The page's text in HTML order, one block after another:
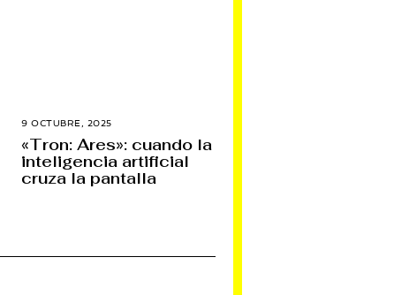
9 OCTUBRE, 2025
O
V
E
2
«Tron: Ares»: cuando la
inteligencia artificial
cruza la pantalla